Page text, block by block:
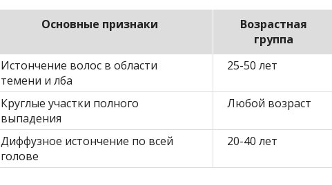
Основные признаки
Возрастная
группа
Истончение волос в области
темени и лба
25-50 лет
Круглые участки полного
выпадения
Любой возраст
Диффузное истончение по всей
голове
20-40 лет